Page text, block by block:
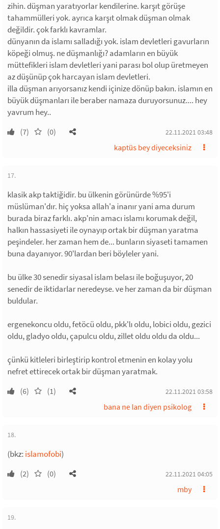
zihin. düşman yaratıyorlar kendilerine. karşıt görüşe
tahammülleri yok. ayrıca karşıt olmak düşman olmak
değildir. çok farklı kavramlar.
dünyanın da islamı salladığı yok. islam devletleri gavurların
köpeği olmuş. ne düşmanlığı? adamların en büyük
müttefikleri islam devletleri yani parası bol olup üretmeyen
az düşünüp çok harcayan islam devletleri.
illa düşman arıyorsanız kendi içinize dönüp bakın. islamın en
büyük düşmanları ile beraber namaza duruyorsunuz.... hey
yavrum hey..
(7) (0) 22.11.2021 03:48
kaptüs bey diyeceksiniz
17.
klasik akp taktiğidir. bu ülkenin görünürde %95'i
müslüman'dır. hiç yoksa allah'a inanır yani ama durum
burada biraz farklı. akp'nin amacı islamı korumak değil,
halkın hassasiyeti ile oynayıp ortak bir düşman yaratma
peşindeler. her zaman hem de... bunların siyaseti tamamen
buna dayanıyor. 90'lardan beri böyleler yani.
bu ülke 30 senedir siyasal islam belası ile boğuşuyor, 20
senedir de iktidarlar neredeyse. ve her zaman da bir düşman
buldular.
ergenekoncu oldu, fetöcü oldu, pkk'lı oldu, lobici oldu, gezici
oldu, gladyo oldu, çapulcu oldu, zillet oldu oldu da oldu...
çünkü kitleleri birleştirip kontrol etmenin en kolay yolu
nefret ettirecek ortak bir düşman yaratmak.
(6) (1) 22.11.2021 03:58
bana ne lan diyen psikolog
18.
(bkz: islamofobi)
(2) (0) 22.11.2021 04:05
mby
19.